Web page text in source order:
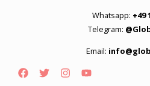
Whatsapp: +49
Telegram:
Email: